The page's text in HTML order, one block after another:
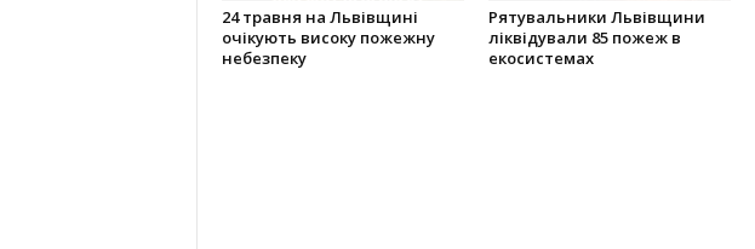
24 травня на Львівщині
очікують високу пожежну
небезпеку
Рятувальники Львівщини
ліквідували 85 пожеж в
екосистемах